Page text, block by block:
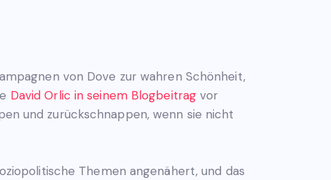
von Dove zur wahren Schönheit,
David Orlic in seinem Blogbeitrag vor
und zurückschnappen, wenn sie nicht
Themen angenähert, und das